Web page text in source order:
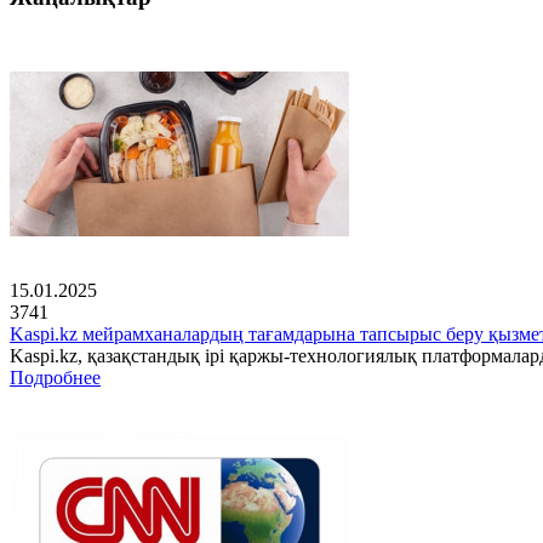
15.01.2025
3741
Kaspi.kz мейрамханалардың тағамдарына тапсырыс беру
Kaspi.kz, қазақстандық ірі қаржы-технологиялық
Подробнее